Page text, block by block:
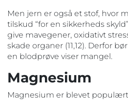
Men jern er også et stof, hvor
tilskud “for en sikkerheds
give mavegener, oxidativt
skade organer (11,12). Derfor
en blodprøve viser mangel.
Magnesium
Magnesium er blevet